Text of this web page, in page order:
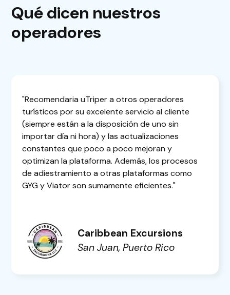
Qué dicen nuestros
operadores
"Recomendaria uTriper a otros operadores
turísticos por su excelente servicio al cliente
(siempre están a la disposición de uno sin
importar día ni hora) y las actualizaciones
constantes que poco a poco mejoran y
optimizan la plataforma. Además, los procesos
de adiestramiento a otras plataformas como
GYG y Viator son sumamente eficientes."
Caribbean Excursions
San Juan, Puerto Rico